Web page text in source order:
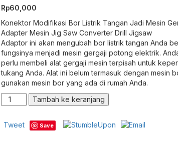
Rp60,000
Konektor Modifikasi Bor Listrik Tangan Jadi Mesin
Adapter Mesin Jig Saw Converter Drill Jigsaw
Adaptor ini akan mengubah bor listrik tangan Anda
fungsinya menjadi mesin gergaji potong elektrik.
perlu membeli alat gergaji mesin terpisah untuk
tukang Anda. Alat ini belum termasuk dengan mesin
gunakan mesin bor yang ada di rumah Anda.
Kuantitas
Konektor
Bor
Tambah ke keranjang
Tweet Save